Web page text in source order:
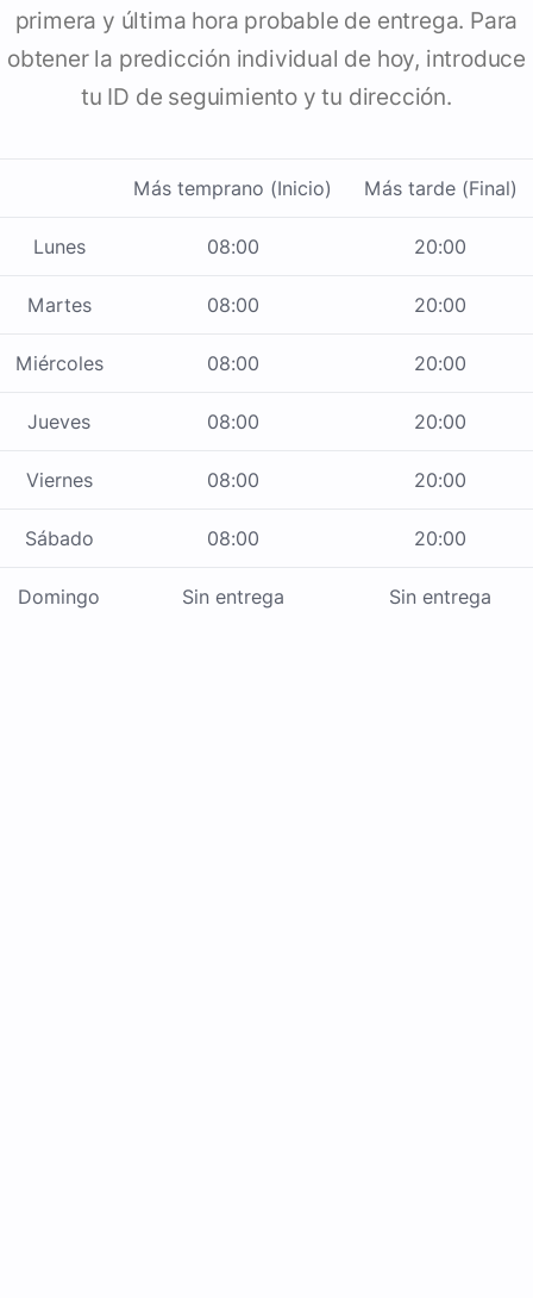
primera y última hora probable de entrega. Para
obtener la predicción individual de hoy, introduce
tu ID de seguimiento y tu dirección.
Más temprano (Inicio) Más tarde (Final)
Lunes 08:00 20:00
Martes 08:00 20:00
Miércoles 08:00 20:00
Jueves 08:00 20:00
Viernes 08:00 20:00
Sábado 08:00 20:00
Domingo Sin entrega Sin entrega